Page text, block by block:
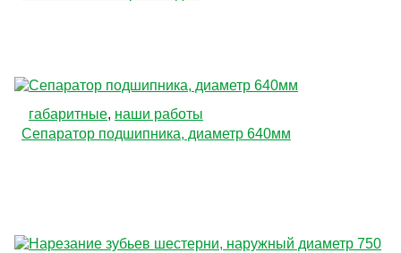
габаритные, наши работы
Сепаратор подшипника, диаметр 640мм